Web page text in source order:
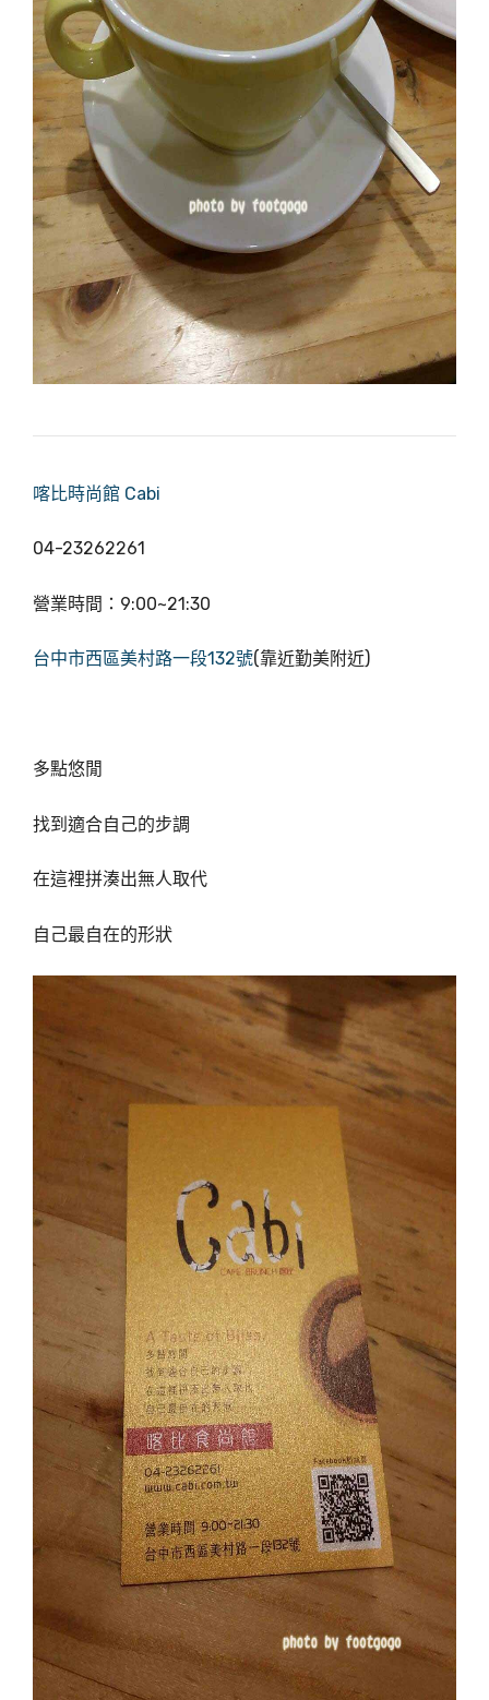
喀比時尚館 Cabi
04-23262261
營業時間：9:00~21:30
台中市西區美村路一段132號(靠近勤美附近)
多點悠閒
找到適合自己的步調
在這裡拼湊出無人取代
自己最自在的形狀